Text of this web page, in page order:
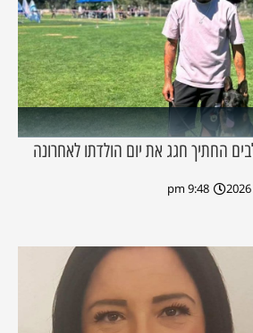
החתיך חגג את יום הולדתו לאחרונה
9:48 pm